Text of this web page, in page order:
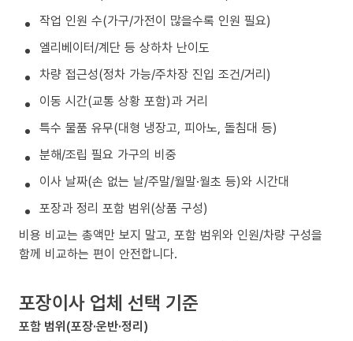
작업 인원 수(가구/가전이 많을수록 인원 필요)
엘리베이터/계단 등 상하차 난이도
차량 접근성(정차 가능/주차장 진입 조건/거리)
이동 시간(교통 상황 포함)과 거리
특수 물품 유무(대형 냉장고, 피아노, 돌침대 등)
분해/조립 필요 가구의 비중
이사 날짜(손 없는 날/주말/월말·월초 등)와 시간대
포장과 정리 포함 범위(상품 구성)
비용 비교는 총액만 보지 말고, 포함 범위와 인원/차량 구성을
함께 비교하는 편이 안전합니다.
포장이사 업체 선택 기준
포함 범위(포장·운반·정리)